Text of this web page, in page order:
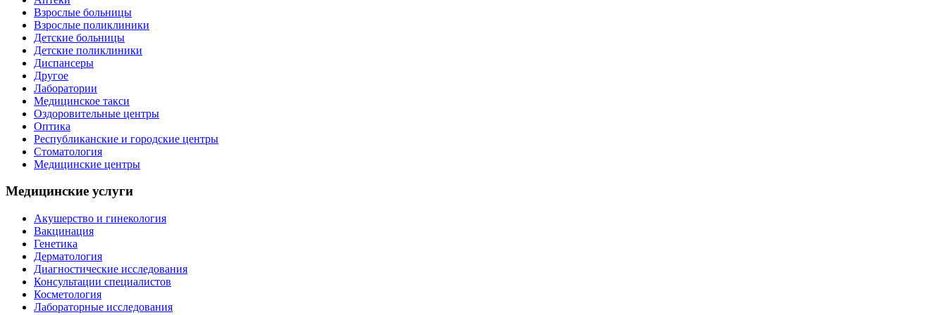
Взрослые больницы
Взрослые поликлиники
Детские больницы
Детские поликлиники
Диспансеры
Другое
Лаборатории
Медицинское такси
Оздоровительные центры
Оптика
Республиканские и городские центры
Стоматология
Медицинские центры
Медицинские услуги
Акушерство и гинекология
Вакцинация
Генетика
Дерматология
Диагностические исследования
Консультации специалистов
Косметология
Лабораторные исследования